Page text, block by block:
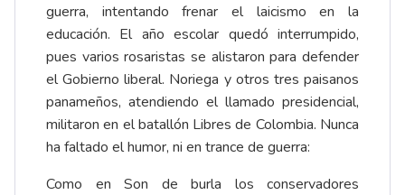
guerra, intentando frenar el laicismo en la
educación. El año escolar quedó interrumpido,
pues varios rosaristas se alistaron para defender
el Gobierno liberal. Noriega y otros tres paisanos
panameños, atendiendo el llamado presidencial,
militaron en el batallón Libres de Colombia. Nunca
ha faltado el humor, ni en trance de guerra:
Como en Son de burla los conservadores